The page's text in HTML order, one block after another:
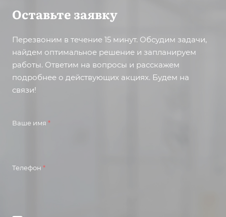
Оставьте заявку
Перезвоним в течение 15 минут. Обсудим задачи,
найдем оптимальное решение и запланируем
работы. Ответим на вопросы и расскажем
подробнее о действующих акциях. Будем на
связи!
Ваше имя *
Телефон *